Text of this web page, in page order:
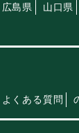
広島県 山口県
よくある質問